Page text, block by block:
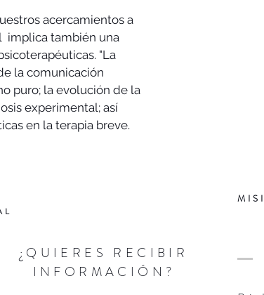
acercamientos a
implica también una
"La
la comunicación
puro; la evolución de la
experimental; así
en la terapia breve.
¿QUIERES RECIBIR
INFORMACIÓN?